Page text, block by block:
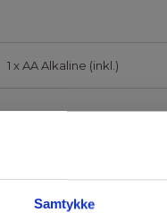
Samtykke
1 x AA Alkaline (inkl.)